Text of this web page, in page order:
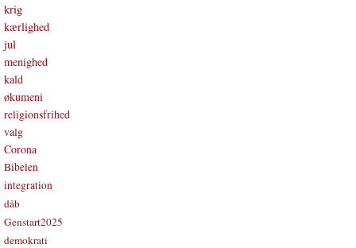
krig
kærlighed
jul
menighed
kald
økumeni
religionsfrihed
valg
Corona
Bibelen
integration
dåb
Genstart2025
demokrati